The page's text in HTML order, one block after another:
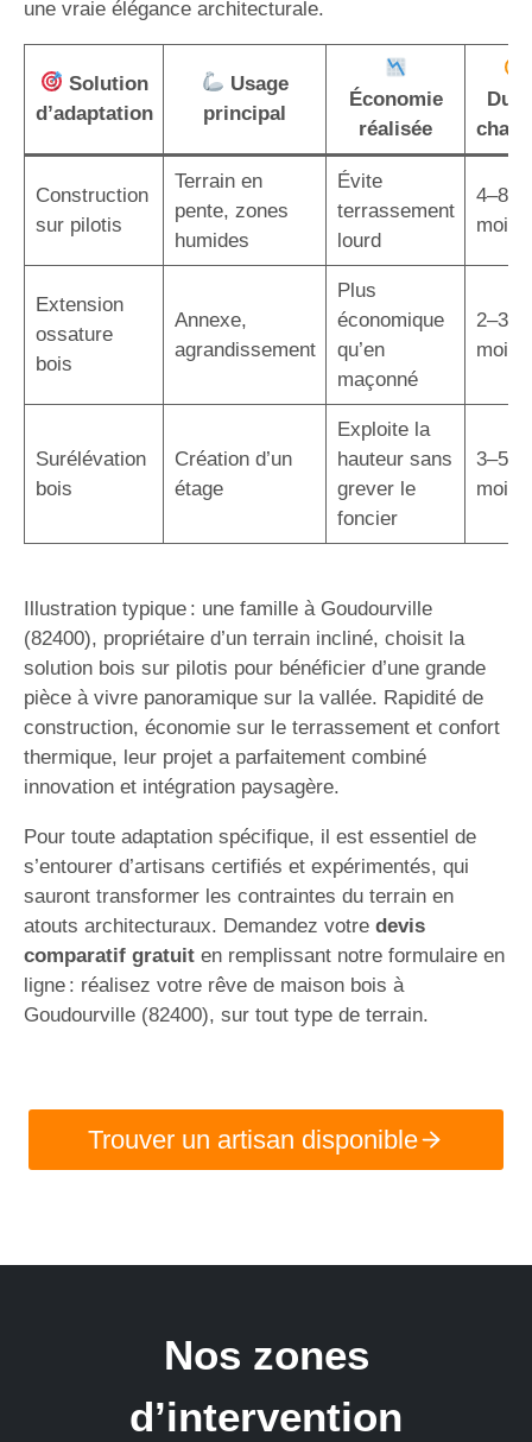
une vraie élégance architecturale.
Solution
d’adaptation
Usage
principal
Économie
réalisée
Construction
sur pilotis
Terrain en
pente, zones
humides
Évite
terrassement
lourd
4–8
mois
Extension
ossature
bois
Annexe,
agrandissement
Plus
économique
qu’en
maçonné
2–3
mois
Surélévation
bois
Création d’un
étage
Exploite la
hauteur sans
grever le
foncier
3–5
mois
Illustration typique : une famille à Goudourville
(82400), propriétaire d’un terrain incliné, choisit la
solution bois sur pilotis pour bénéficier d’une grande
pièce à vivre panoramique sur la vallée. Rapidité de
construction, économie sur le terrassement et confort
thermique, leur projet a parfaitement combiné
innovation et intégration paysagère.
Pour toute adaptation spécifique, il est essentiel de
s’entourer d’artisans certifiés et expérimentés, qui
sauront transformer les contraintes du terrain en
atouts architecturaux. Demandez votre devis
comparatif gratuit en remplissant notre formulaire en
ligne : réalisez votre rêve de maison bois à
Goudourville (82400), sur tout type de terrain.
Trouver un artisan disponible
Nos zones
d’intervention